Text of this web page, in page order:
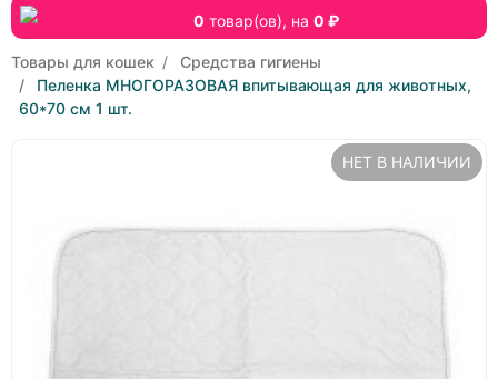
0 товар(ов), на 0 ₽
Товары для кошек
Средства гигиены
Пеленка МНОГОРАЗОВАЯ впитывающая для животных,
60*70 см 1 шт.
НЕТ В НАЛИЧИИ